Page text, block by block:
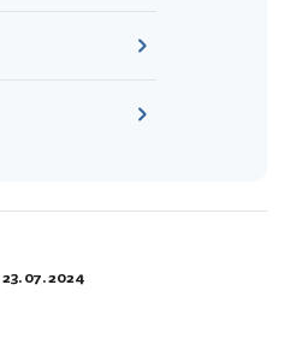
23. 07. 2024